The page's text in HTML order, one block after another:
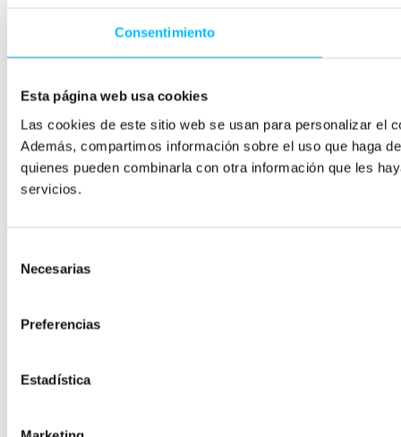
Consentimiento
Esta página web usa cookies
Las cookies de este sitio web se usan para personalizar el
Además, compartimos información sobre el uso que haga
quienes pueden combinarla con otra información que les
servicios.
Necesarias
Preferencias
Estadística